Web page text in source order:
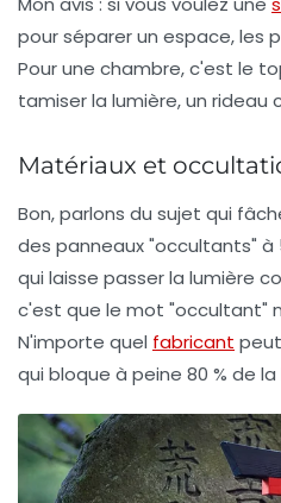
pour séparer un espace, les
Pour une chambre, c'est le
tamiser la lumière, un rideau
Matériaux et
Bon, parlons du sujet qui
des panneaux "occultants"
qui laisse passer la lumière
c'est que le mot "occultant"
N'importe quel fabricant
qui bloque à peine 80 % de la